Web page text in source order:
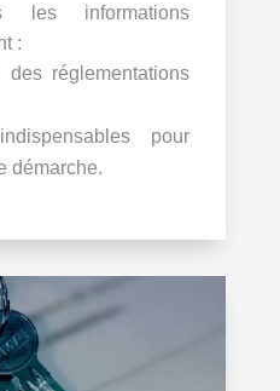
les informations
:
des réglementations
pour
démarche.